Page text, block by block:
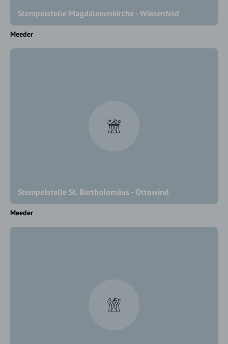
Stempelstelle Magdalenenkirche - Wiesenfeld
Meeder
Stempelstelle St. Bartholomäus - Ottowind
Meeder